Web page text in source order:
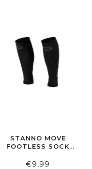
STANNO MOVE
FOOTLESS SOCK
€9,99